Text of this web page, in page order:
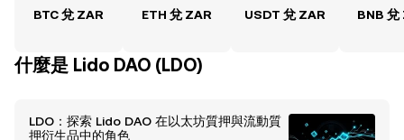
BTC 兌 ZAR ETH 兌 ZAR USDT 兌 ZAR BNB 兌
什麼是 Lido DAO (LDO)
LDO：探索 Lido DAO 在以太坊質押與流動質
押衍生品中的角色